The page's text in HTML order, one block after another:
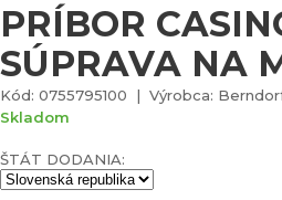
PRÍBOR
SÚPRAVA NA
Kód: 0755795100 | Výrobca:
Skladom
ŠTÁT DODANIA: